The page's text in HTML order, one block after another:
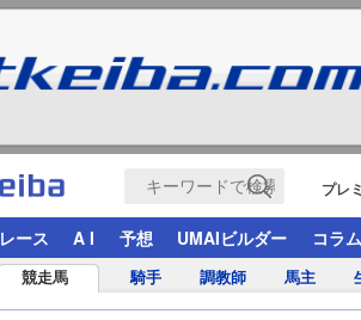
プレ
レース A I 予想 UMAIビルダー コラム
競走馬 騎手 調教師 馬主